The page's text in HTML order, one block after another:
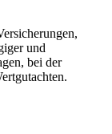
und
bei der